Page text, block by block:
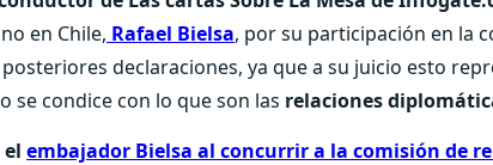
en Chile, Rafael Bielsa, por su participación en la
declaraciones, ya que a su juicio esto
se condice con lo que son las relaciones
embajador Bielsa al concurrir a la comisión de